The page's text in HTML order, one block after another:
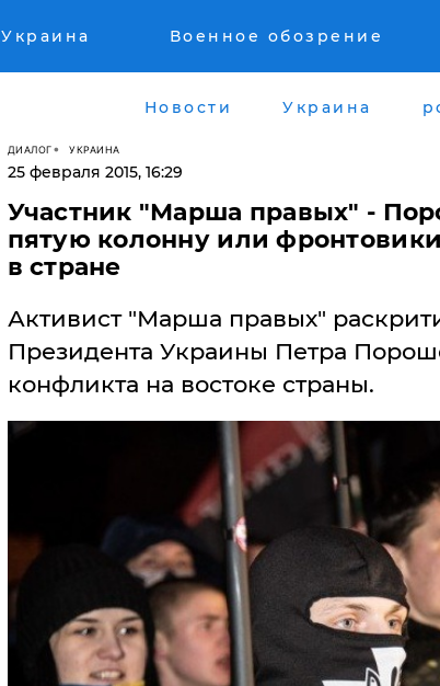
Украина Военное обозрение
Новости Украина
ДИАЛОГ УКРАИНА
25 февраля 2015, 16:29
Участник "Марша правых" -
пятую колонну или
в стране
Активист "Марша правых"
Президента Украины Петра
конфликта на востоке страны.